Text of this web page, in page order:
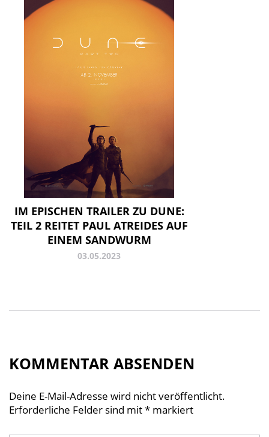
IM EPISCHEN TRAILER ZU DUNE:
TEIL 2 REITET PAUL ATREIDES AUF
EINEM SANDWURM
03.05.2023
KOMMENTAR ABSENDEN
Deine E-Mail-Adresse wird nicht veröffentlicht.
Erforderliche Felder sind mit* markiert